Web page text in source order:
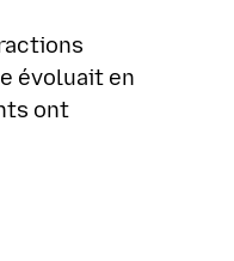
évoluait en
ont